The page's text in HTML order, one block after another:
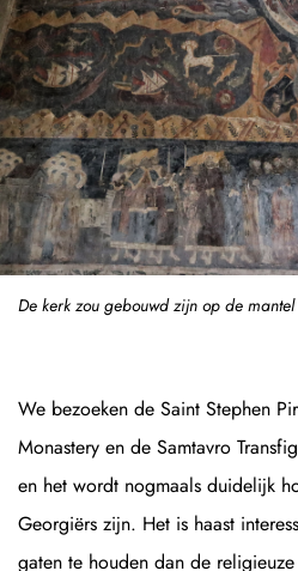
De kerk zou gebouwd zijn op de mantel
We bezoeken de Saint Stephen
Monastery en de Samtavro
en het wordt nogmaals duidelijk
Georgiërs zijn. Het is haast
gaten te houden dan de